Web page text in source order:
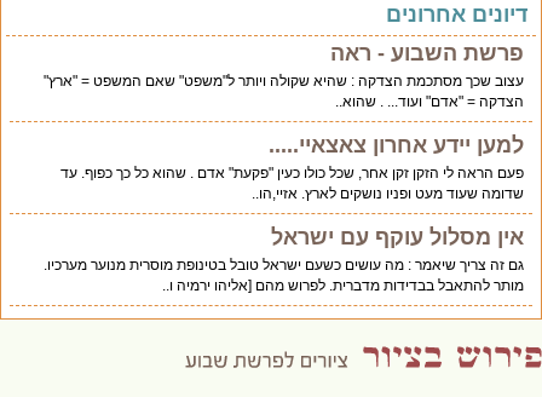
אחרונים
פרשת השבוע - ראה
עצוב שכך מסתכמת הצדקה : שהיא שקולה ויותר ל"משפט" שאם המשפט = "ארץ"
הצדקה = "אדם" ועוד... . שהוא..
למען יידע אחרון צאצאיי.....
פעם הראה לי הזקן זקן אחר, שכל כולו כעין "פקעת" אדם . שהוא כל כך כפוף. עד
שדומה שעוד מעט ופניו נושקים לארץ. אזיי,הו..
אין מסלול עוקף עם ישראל
גם זה צריך שיאמר : מה עושים כשעם ישראל טובל בטינופת מוסרית מנוער מערכיו.
מותר להתאבל בבדידות מדברית. לפרוש מהם [אליהו ירמיה ו..